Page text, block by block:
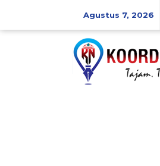
Agustus 7, 2026